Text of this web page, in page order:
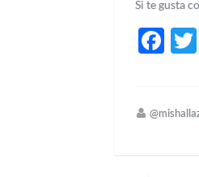
Si te gusta